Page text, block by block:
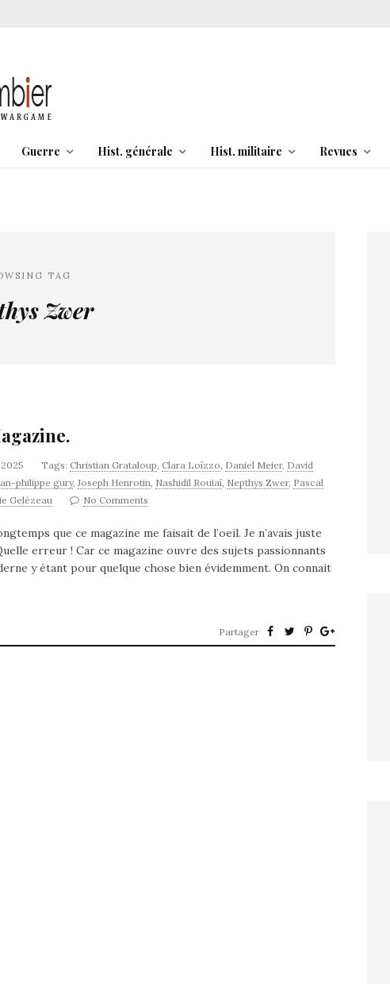
Guerre Hist. générale Hist. militaire Revues
TAG
Zwer
Tags: Christian Grataloup, Clara Loïzzo, Daniel Meier, David
philippe gury,Joseph Henrotin, Nashidil Rouiaï, Nepthys Zwer, Pascal
Gelézeau No Comments
que ce magazine me faisait de l’oeil. Je n’avais juste
erreur ! Car ce magazine ouvre des sujets passionnants
y étant pour quelque chose bien évidemment. On connait
Partager